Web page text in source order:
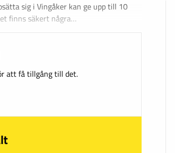
sig i Vingåker kan ge upp till 10
finns säkert några…
att få tillgång till det.